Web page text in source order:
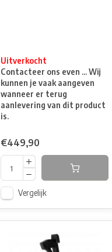
Uitverkocht
Contacteer ons even ... Wij
kunnen je vaak aangeven
wanneer er terug
aanlevering van dit product
is.
€449,90
Vergelijk